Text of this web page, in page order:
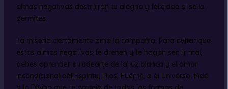
almas negativas destruirán tu alegría y felicidad si se lo
permites.
La miseria ciertamente ama la compañía. Para evitar que
estas almas negativas te drenen y te hagan sentir mal,
debes aprender a rodearte de la luz blanca y el amor
incondicional del Espíritu, Dios, Fuente, o el Universo. Pide